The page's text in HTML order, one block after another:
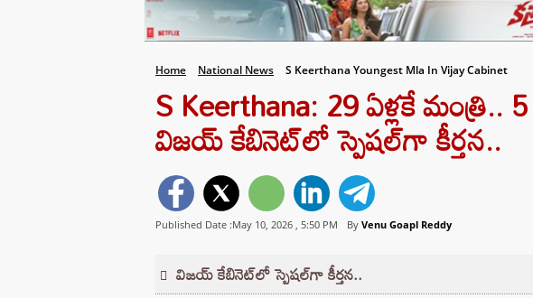
Home National News S Keerthana Youngest Mla In Vijay Cabinet
S Keerthana: 29 ఏళ్లకే మంత్రి..
విజయ్ కేబినెట్‌లో స్పెషల్‌గా కీర్తన..
Published Date :May 10, 2026 , 5:50 PM By Venu Goapl Reddy
విజయ్ కేబినెట్‌లో స్పెషల్‌గా కీర్తన..